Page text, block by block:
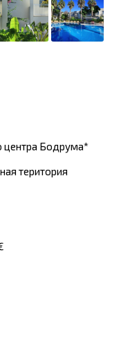
центра Бодрума*
територия